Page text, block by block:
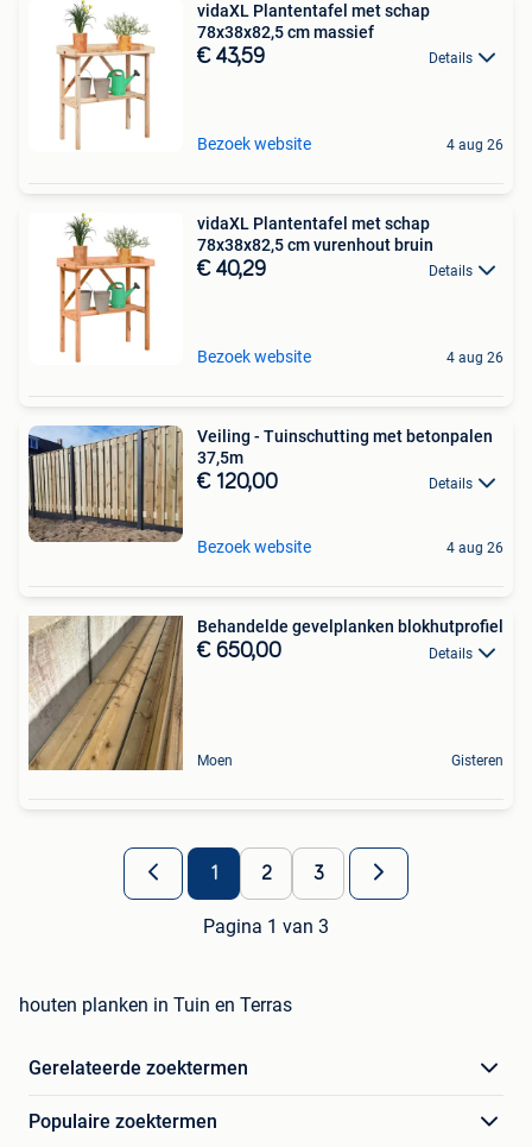
vidaXL Plantentafel met schap
78x38x82,5 cm massief
€ 43,59 Details
Bezoek website 4 aug 26
vidaXL Plantentafel met schap
78x38x82,5 cm vurenhout bruin
€ 40,29 Details
Bezoek website 4 aug 26
Veiling - Tuinschutting met betonpalen
37,5m
€ 120,00 Details
Bezoek website 4 aug 26
Behandelde gevelplanken blokhutprofiel
€ 650,00 Details
Moen Gisteren
1 2 3
Pagina 1 van 3
houten planken in Tuin en Terras
Gerelateerde zoektermen
Populaire zoektermen